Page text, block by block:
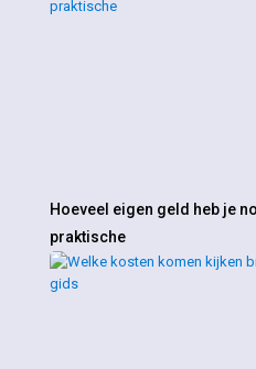
Hoeveel eigen geld heb je
praktische